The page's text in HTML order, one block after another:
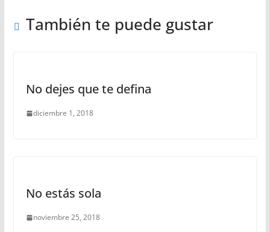
También te puede gustar
No dejes que te defina
diciembre 1, 2018
No estás sola
noviembre 25, 2018